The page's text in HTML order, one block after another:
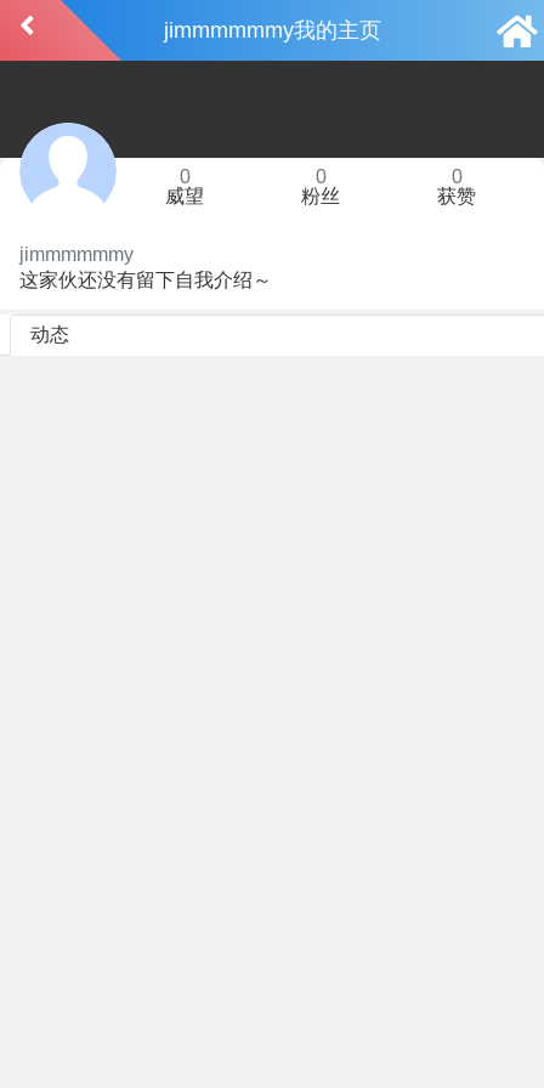
jimmmmmmy我的主页
0
威望
0
粉丝
0
获赞
jimmmmmmy
这家伙还没有留下自我介绍～
动态